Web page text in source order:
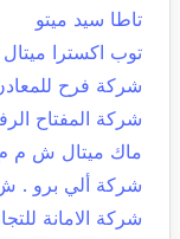
تاطا سيد ميتو
توب اكسترا ميتال
شركة فرح
شركة المفتاح
ماك ميتال ش م
شركة ألي برو .
شركة الامانة